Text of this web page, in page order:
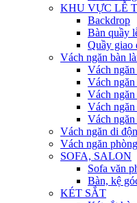
KHU VỰC LỄ
Backdrop
Bàn quầy
Quầy giao
Vách ngăn bàn
Vách ngăn
Vách
Vách
Vách ngăn
Vách
Vách ngăn di
Vách ngăn phòng
SOFA, SALON
Sofa văn
Bàn, kệ
KÉT SẮT